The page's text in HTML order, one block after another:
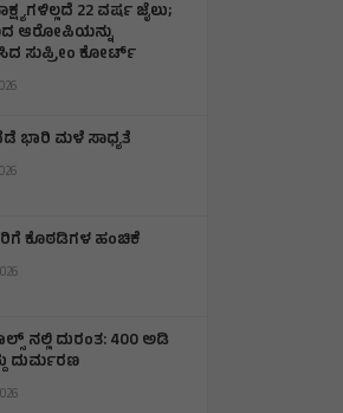
22 ವರ್ಷ ಜೈಲು;
ಆರೋಪಿಯನ್ನು
ಸುಪ್ರೀಂ ಕೋರ್ಟ್
ಭಾರಿ ಮಳೆ ಸಾಧ್ಯತೆ
ಕೊಠಡಿಗಳ ಹಂಚಿಕೆ
ನಲ್ಲಿ ದುರಂತ: 400 ಅಡಿ
ದುರ್ಮರಣ